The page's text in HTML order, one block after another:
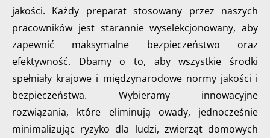
jakości. Każdy preparat stosowany przez naszych
pracowników jest starannie wyselekcjonowany, aby
zapewnić maksymalne bezpieczeństwo oraz
efektywność. Dbamy o to, aby wszystkie środki
spełniały krajowe i międzynarodowe normy jakości i
bezpieczeństwa. Wybieramy innowacyjne
rozwiązania, które eliminują owady, jednocześnie
minimalizując ryzyko dla ludzi, zwierząt domowych